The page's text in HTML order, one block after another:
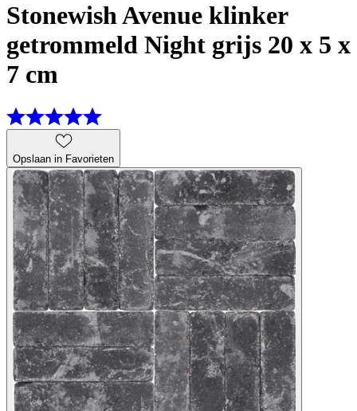
Stonewish Avenue klinker
getrommeld Night grijs 20 x 5 x
7 cm
Opslaan in Favorieten